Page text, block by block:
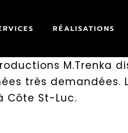
RÉALISATIONS
M.Trenka
très demandées.
Côte St-Luc.